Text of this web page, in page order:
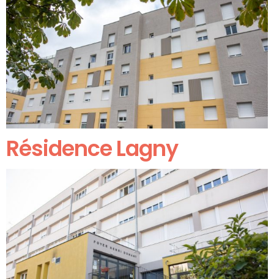
Résidence Lagny